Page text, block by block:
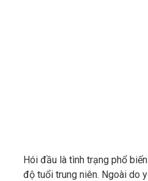
Hói đầu là tình trạng phổ
độ tuổi trung niên. Ngoài do